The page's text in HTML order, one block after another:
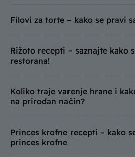
Filovi za torte – kako se pravi
Rižoto recepti – saznajte kako
restorana!
Koliko traje varenje hrane i
na prirodan način?
Princes krofne recepti – kako
princes krofne